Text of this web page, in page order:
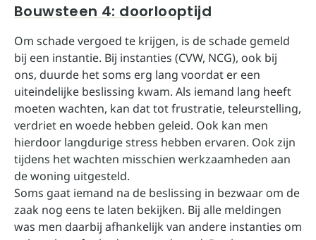
Bouwsteen 4: doorlooptijd
Om schade vergoed te krijgen, is de schade gemeld
bij een instantie. Bij instanties (CVW, NCG), ook bij
ons, duurde het soms erg lang voordat er een
uiteindelijke beslissing kwam. Als iemand lang heeft
moeten wachten, kan dat tot frustratie, teleurstelling,
verdriet en woede hebben geleid. Ook kan men
hierdoor langdurige stress hebben ervaren. Ook zijn
tijdens het wachten misschien werkzaamheden aan
de woning uitgesteld.
Soms gaat iemand na de beslissing in bezwaar om de
zaak nog eens te laten bekijken. Bij alle meldingen
was men daarbij afhankelijk van andere instanties om